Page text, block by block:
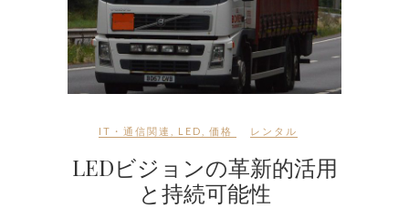
IT・通信関連 LED 価格 レンタル
LEDビジョンの革新的活用
と持続可能性